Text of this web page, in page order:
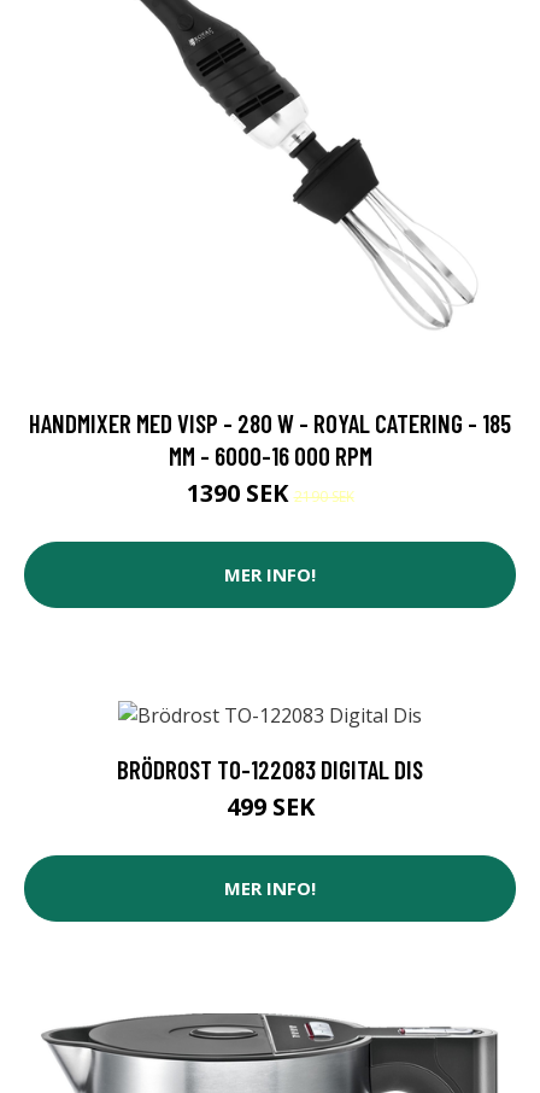
HANDMIXER MED VISP - 280 W - ROYAL CATERING - 185
MM - 6000-16 000 RPM
1390 SEK2190 SEK
MER INFO!
BRÖDROST TO-122083 DIGITAL DIS
499 SEK
MER INFO!